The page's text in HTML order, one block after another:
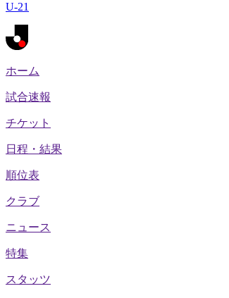
U-21
ホーム
試合速報
チケット
日程・結果
順位表
クラブ
ニュース
特集
スタッツ